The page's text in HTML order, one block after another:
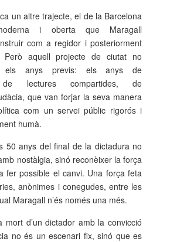
un altre trajecte, el de la Barcelona
i oberta que Maragall
com a regidor i posteriorment
aquell projecte de ciutat no
els anys previs: els anys de
de lectures compartides, de
que van forjar la seva manera
com un servei públic rigorós i
humà.
50 anys del final de la dictadura no
nostàlgia, sinó reconèixer la força
fer possible el canvi. Una força feta
anònimes i conegudes, entre les
Maragall n’és només una més.
mort d’un dictador amb la convicció
no és un escenari fix, sinó que es